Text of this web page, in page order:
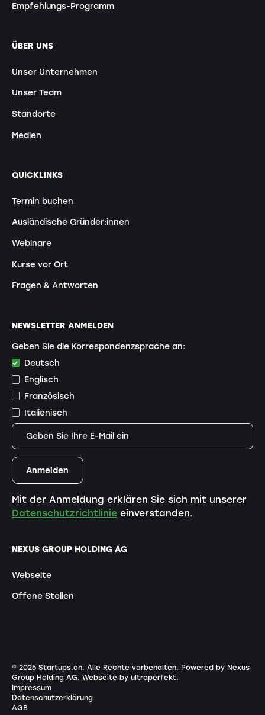
Empfehlungs-Programm
ÜBER UNS
Unser Unternehmen
Unser Team
Standorte
Medien
QUICKLINKS
Termin buchen
Ausländische Gründer:innen
Webinare
Kurse vor Ort
Fragen & Antworten
NEXUS GROUP HOLDING AG
Webseite
Offene Stellen
NEWSLETTER ANMELDEN
Geben Sie die Korrespondenzsprache an:
Deutsch
Englisch
Französisch
Italienisch
Mit der Anmeldung erklären Sie sich mit unserer
Datenschutzrichtlinieeinverstanden.
© 2026Startups.ch. Alle Rechte vorbehalten. Powered by Nexus
Group Holding AG. Webseite by ultraperfekt.
Impressum
Datenschutzerklärung
AGB